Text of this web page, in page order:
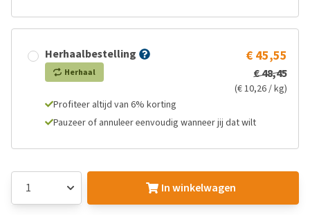
Herhaalbestelling
Herhaal
€ 45,55
€ 48,45
(€ 10,26 / kg)
Profiteer altijd van 6% korting
Pauzeer of annuleer eenvoudig wanneer jij dat wilt
In winkelwagen